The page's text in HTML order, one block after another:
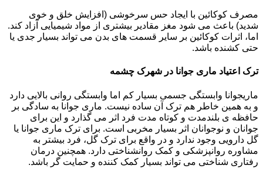
مصرف کوکائین با ایجاد حس سرخوشی (افزایش خلق و خوی
شدید) باعث می شود مغز مقادیر بیشتری از مواد شیمیایی آزاد کند.
اما، اثرات کوکائین بر سایر قسمت های بدن می تواند بسیار جدی یا
حتی کشنده باشد.
ترک اعتیاد ماری جوانا در شهرک چشمه
ماریجوانا وابستگی جسمی بسیار کم اما وابستگی روانی بالایی دارد
و به همین خاطر هم ترک آن ساده نیست. ماری جوانا به سادگی بر
حافظه ی بلندمدت و کوتاه مدت فرد اثر می گذارد و این برای
جوانان و نوجوانان اثر بسیار مخربی است. برای ترک ماری جوانا یا
گل دارویی وجود ندارد و در واقع برای ترک گل، فرد بیشتر به
مشاوره روانپزشکی و کمک روانشناختی دارد. همچنین درمان
رفتاری شناختی می تواند بسیار کمک کننده و حمایت گر باشد.